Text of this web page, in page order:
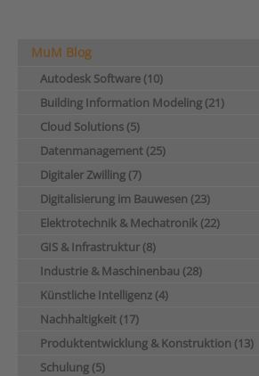
MuM Blog
Autodesk Software (10)
Building Information Modeling (21)
Cloud Solutions (5)
Datenmanagement (25)
Digitaler Zwilling (7)
Digitalisierung im Bauwesen (23)
Elektrotechnik & Mechatronik (22)
GIS & Infrastruktur (8)
Industrie & Maschinenbau (28)
Künstliche Intelligenz (4)
Nachhaltigkeit (17)
Produktentwicklung & Konstruktion (13)
Schulung (5)